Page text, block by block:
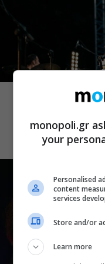
Σωκράτης
στο
monopoli.gr
your
Personalised
content
services
Store and/or
Learn more